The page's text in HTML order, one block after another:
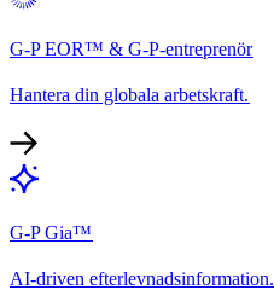
G-P EOR™ & G-P-entreprenör​​
Hantera din globala arbetskraft.​​
G-P Gia™​​
AI-driven efterlevnadsinformation.​​